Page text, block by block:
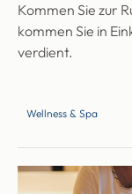
Kommen Sie zur
kommen Sie in
verdient.
Wellness & Spa